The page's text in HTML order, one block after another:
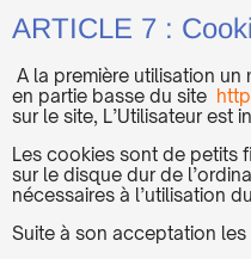
ARTICLE 7 :
A la première utilisation
en partie basse du site
sur le site, L’Utilisateur est
Les cookies sont de petits
sur le disque dur de
nécessaires à l’utilisation
Suite à son acceptation